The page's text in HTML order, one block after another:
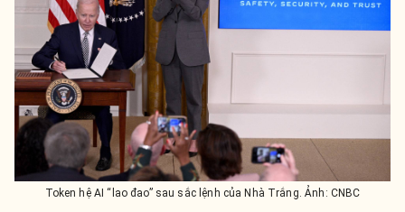
Token hệ AI “lao đao” sau sắc lệnh của Nhà Trắng. Ảnh: CNBC